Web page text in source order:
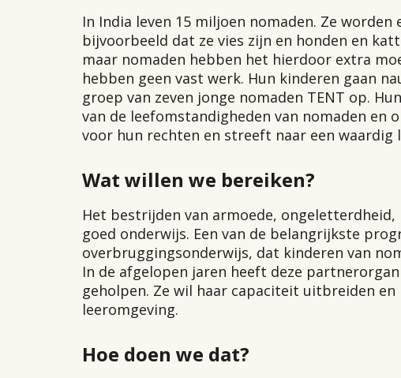
In India leven 15 miljoen nomaden. Ze
bijvoorbeeld dat ze vies zijn en honden en
maar nomaden hebben het hierdoor extra
hebben geen vast werk. Hun kinderen gaan
groep van zeven jonge nomaden TENT op.
van de leefomstandigheden van nomaden en
voor hun rechten en streeft naar een waardig
Wat willen we bereiken?
Het bestrijden van armoede,
goed onderwijs. Een van de belangrijkste
overbruggingsonderwijs, dat kinderen van
In de afgelopen jaren heeft deze
geholpen. Ze wil haar capaciteit uitbreiden
leeromgeving.
Hoe doen we dat?